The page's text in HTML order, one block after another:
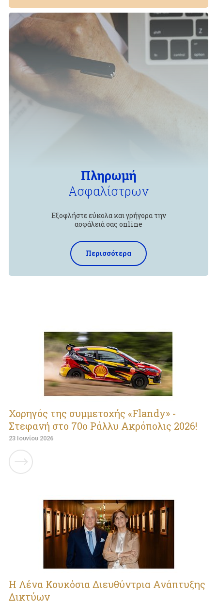
Πληρωμή
Ασφαλίστρων
Εξοφλήστε εύκολα και γρήγορα την
ασφάλειά σας online
Περισσότερα
Χορηγός της συμμετοχής «Flandy» -
Στεφανή στο 70ο Ράλλυ Ακρόπολις 2026!
23 Ιουνίου 2026
Η Λένα Κουκόσια Διευθύντρια Ανάπτυξης
Δικτύων